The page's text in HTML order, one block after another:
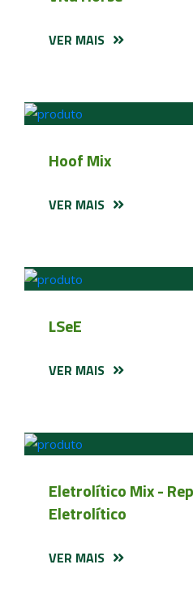
VER MAIS
Hoof Mix
VER MAIS
LSeE
VER MAIS
Eletrolítico Mix -
Eletrolítico
VER MAIS